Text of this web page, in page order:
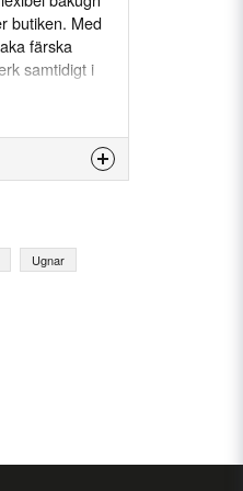
butiken. Med
färska
samtidigt i
som
Dahlens unika
S-Serien, the
Ugnar